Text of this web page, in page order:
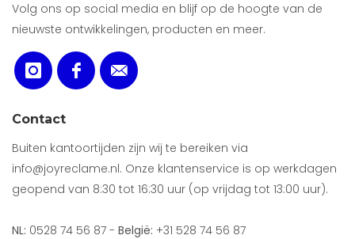
Volg ons op social media en blijf op de hoogte van de
nieuwste ontwikkelingen, producten en meer.
Contact
Buiten kantoortijden zijn wij te bereiken via
info@joyreclame.nl. Onze klantenservice is op werkdagen
geopend van 8:30 tot 16:30 uur (op vrijdag tot 13:00 uur).
NL: 0528 74 56 87 - België: +31 528 74 56 87